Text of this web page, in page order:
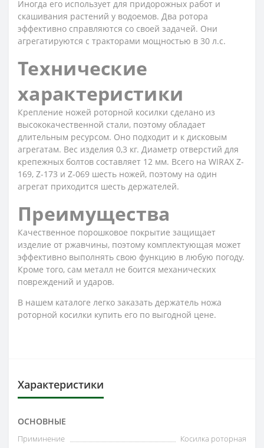
Иногда его использует для придорожных работ и
скашивания растений у водоемов. Два ротора
эффективно справляются со своей задачей. Они
агрегатируются с тракторами мощностью в 30 л.с.
Технические
характеристики
Крепление ножей роторной косилки сделано из
высококачественной стали, поэтому обладает
длительным ресурсом. Оно подходит и к дисковым
агрегатам. Вес изделия 0,3 кг. Диаметр отверстий для
крепежных болтов составляет 12 мм. Всего на WIRAX Z-
169, Z-173 и Z-069 шесть ножей, поэтому на один
агрегат приходится шесть держателей.
Преимущества
Качественное порошковое покрытие защищает
изделие от ржавчины, поэтому комплектующая может
эффективно выполнять свою функцию в любую погоду.
Кроме того, сам металл не боится механических
повреждений и ударов.
В нашем каталоге легко заказать держатель ножа
роторной косилки купить его по выгодной цене.
Характеристики
ОСНОВНЫЕ
Приминение
Косилка роторная